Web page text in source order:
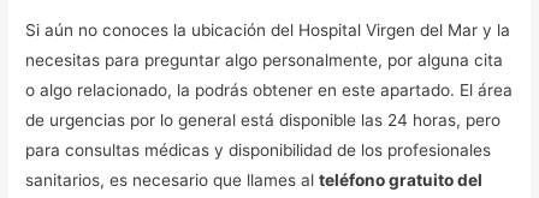
Si aún no conoces la ubicación del Hospital Virgen del Mar y la
necesitas para preguntar algo personalmente, por alguna cita
o algo relacionado, la podrás obtener en este apartado. El área
de urgencias por lo general está disponible las 24 horas, pero
para consultas médicas y disponibilidad de los profesionales
sanitarios, es necesario que llames alteléfono gratuito del